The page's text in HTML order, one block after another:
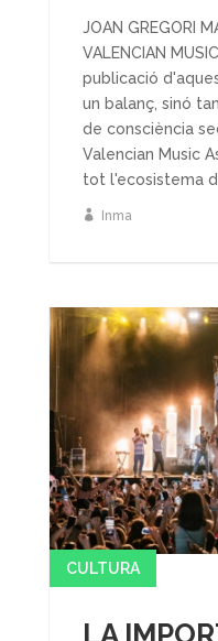
JOAN GREGORI
VALENCIAN
publicació
un balanç, sinó
de consciència
Valencian Music
tot l'ecosistema
Inma
LA
CULTURA